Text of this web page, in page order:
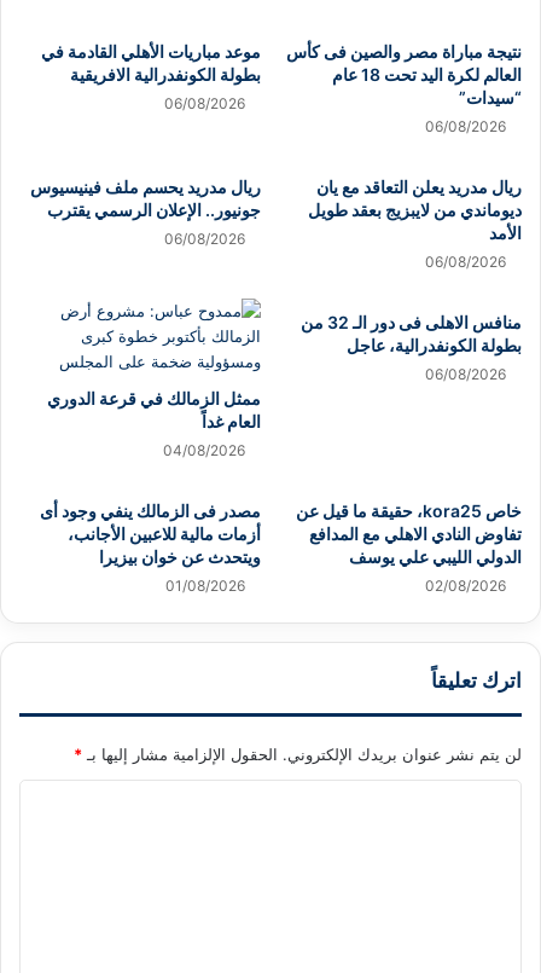
نتيجة مباراة مصر والصين فى كأس
العالم لكرة اليد تحت 18 عام
“سيدات”
06/08/2026
موعد مباريات الأهلي القادمة في
بطولة الكونفدرالية الافريقية
06/08/2026
ريال مدريد يعلن التعاقد مع يان
ديوماندي من لايبزيج بعقد طويل
الأمد
06/08/2026
ريال مدريد يحسم ملف فينيسيوس
جونيور.. الإعلان الرسمي يقترب
06/08/2026
منافس الاهلى فى دور الـ 32 من
بطولة الكونفدرالية، عاجل
06/08/2026
ممثل الزمالك في قرعة الدوري
العام غداً
04/08/2026
خاص kora25، حقيقة ما قيل عن
تفاوض النادي الاهلي مع المدافع
الدولي الليبي علي يوسف
02/08/2026
مصدر فى الزمالك ينفي وجود أى
أزمات مالية للاعبين الأجانب،
ويتحدث عن خوان بيزيرا
01/08/2026
اترك تعليقاً
لن يتم نشر عنوان بريدك الإلكتروني. الحقول الإلزامية مشار إليها بـ *